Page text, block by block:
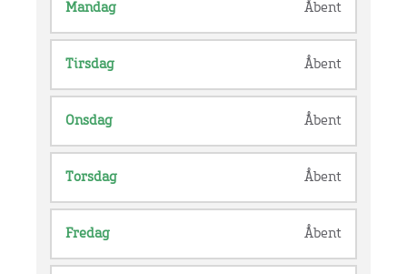
Mandag Åbent
Tirsdag Åbent
Onsdag Åbent
Torsdag Åbent
Fredag Åbent